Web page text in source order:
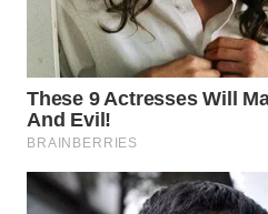
WN
SAMOSIR
WN
PADANG